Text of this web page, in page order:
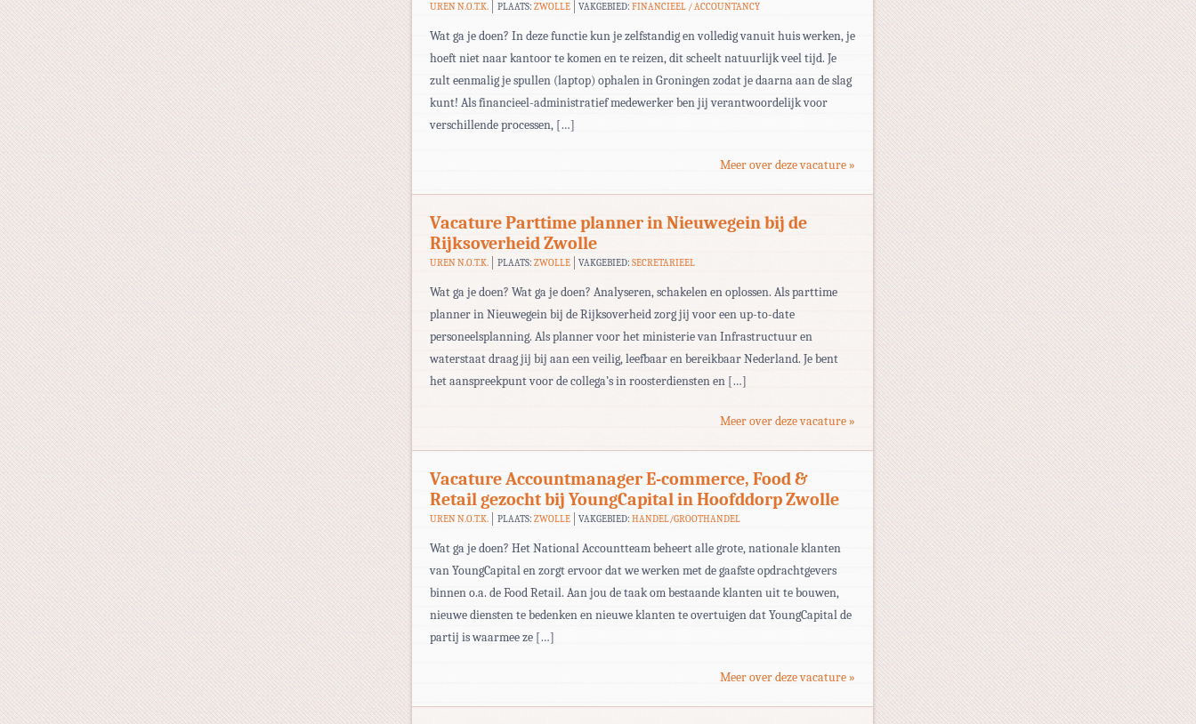
UREN N.O.T.K. PLAATS: ZWOLLE VAKGEBIED:FINANCIEEL / ACCOUNTANCY
Wat ga je doen? In deze functie kun je zelfstandig en volledig vanuit huis werken, je
hoeft niet naar kantoor te komen en te reizen, dit scheelt natuurlijk veel tijd. Je
zult eenmalig je spullen (laptop) ophalen in Groningen zodat je daarna aan de slag
kunt! Als financieel-administratief medewerker ben jij verantwoordelijk voor
verschillende processen, […]
Meer over deze vacature »
Vacature Parttime planner in Nieuwegein bij de
Rijksoverheid Zwolle
UREN N.O.T.K. PLAATS: ZWOLLE VAKGEBIED:SECRETARIEEL
Wat ga je doen? Wat ga je doen? Analyseren, schakelen en oplossen. Als parttime
planner in Nieuwegein bij de Rijksoverheid zorg jij voor een up-to-date
personeelsplanning. Als planner voor het ministerie van Infrastructuur en
waterstaat draag jij bij aan een veilig, leefbaar en bereikbaar Nederland. Je bent
het aanspreekpunt voor de collega’s in roosterdiensten en […]
Meer over deze vacature »
Vacature Accountmanager E-commerce, Food &
Retail gezocht bij YoungCapital in Hoofddorp Zwolle
UREN N.O.T.K. PLAATS: ZWOLLE VAKGEBIED:HANDEL/GROOTHANDEL
Wat ga je doen? Het National Accountteam beheert alle grote, nationale klanten
van YoungCapital en zorgt ervoor dat we werken met de gaafste opdrachtgevers
binnen o.a. de Food Retail. Aan jou de taak om bestaande klanten uit te bouwen,
nieuwe diensten te bedenken en nieuwe klanten te overtuigen dat YoungCapital de
partij is waarmee ze […]
Meer over deze vacature »